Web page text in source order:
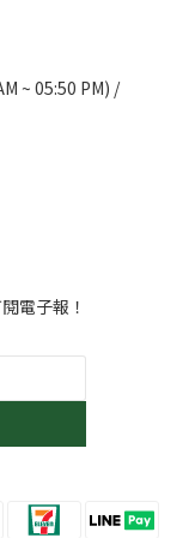
~ 05:50 PM) /
電子報！